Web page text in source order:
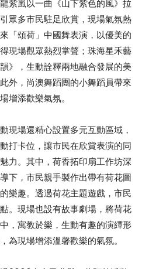
紫嵐以一曲《山下紫色的風》拉
眾多市民駐足欣賞，現場氣氛熱
「頌荷」中國舞表演，以優美的
現場觀眾熱烈掌聲；珠海星禾藝
》，生動詮釋兩地融合發展的美
外，尚澳舞蹈團的小舞蹈員帶來
增添歡樂氣氛。
現場還精心設置多元互動區域，
打卡位，讓市民在欣賞表演的同
力。其中，荷香拓印扇工作坊深
下，市民親手製作出帶有荷花圖
樂趣。透過荷花主題遊戲，市民
。現場也設有故事劇場，將荷花
，寓教於樂，生動有趣的演繹形
為現場增添溫馨歡樂的氣氛。